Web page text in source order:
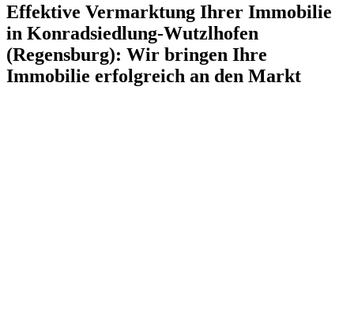
Effektive Vermarktung Ihrer Immobilie
in Konradsiedlung-Wutzlhofen
(Regensburg): Wir bringen Ihre
Immobilie erfolgreich an den Markt